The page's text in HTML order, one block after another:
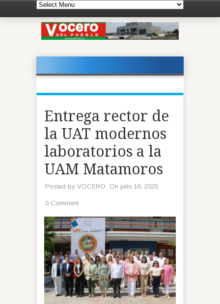
Entrega rector de
la UAT modernos
laboratorios a la
UAM Matamoros
Posted by VOCERO On julio 16, 2025
0 Comment